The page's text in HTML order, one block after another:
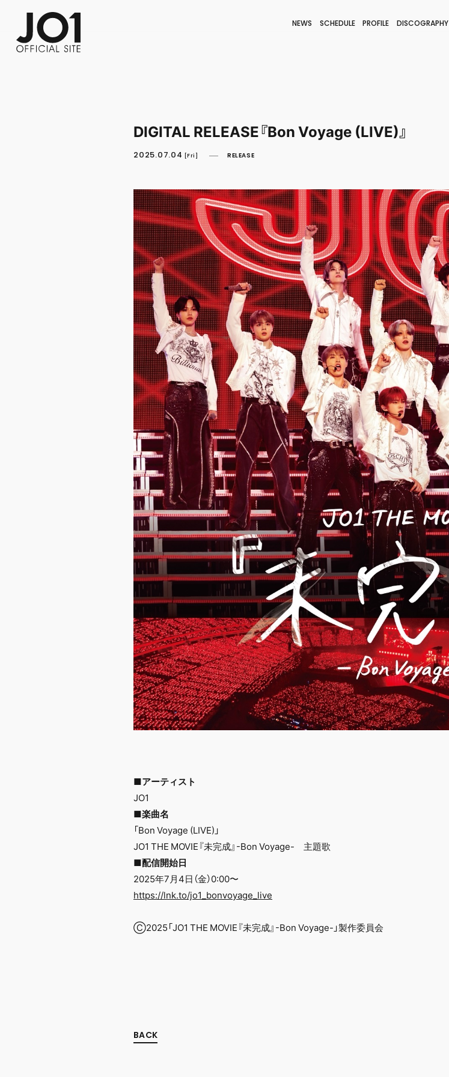
NEWS SCHEDULE PROFILE DISCOGRAPHY
FC NEWSPHOTO MOVIE
DIGITAL RELEASE『Bon Voyage (LIVE)』
2025.07.04 [Fri] RELEASE
■アーティスト
JO1
■楽曲名
「Bon Voyage (LIVE)」
JO1 THE MOVIE『未完成』-Bon Voyage- 主題歌
■配信開始日
2025年7月4日（金）0:00〜
https://lnk.to/jo1_bonvoyage_live
Ⓒ2025「JO1 THE MOVIE『未完成』-Bon Voyage-」製作委員会
BACK